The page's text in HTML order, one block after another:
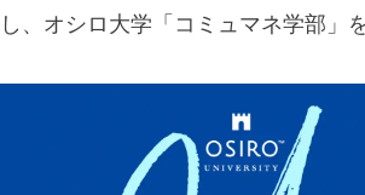
、オシロ大学「コミュマネ学部」